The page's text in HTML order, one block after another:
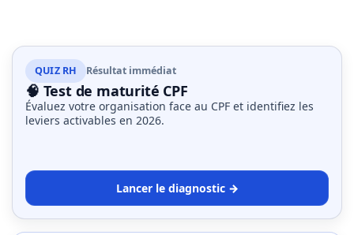
QUIZ RH Résultat immédiat
🧠 Test de maturité CPF
Évaluez votre organisation face au CPF et identifiez les
leviers activables en 2026.
Lancer le diagnostic →